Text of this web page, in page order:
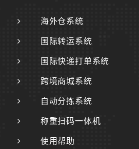
海外仓系统
国际转运系统
国际快递打单系统
跨境商城系统
自动分拣系统
称重扫码一体机
使用帮助